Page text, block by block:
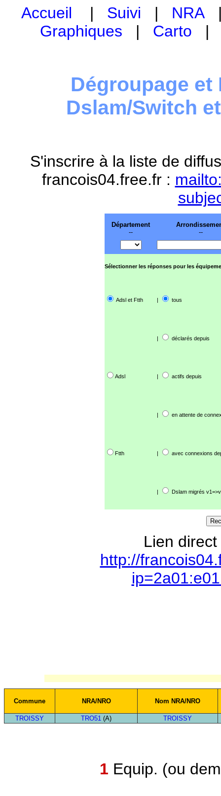
Accueil | Suivi | NRA
Graphiques | Carto
Dégroupage et
Dslam/Switch
S'inscrire à la liste de
francois04.free.fr :
Département
--
--
Sélectionner les réponses pour les
Adsl et Ftth | tous
| déclarés depuis
Adsl | actifs depuis
| en attente de
Ftth | avec connexions
| Dslam migrés
Lien
http://
Commune NRA/NRO Nom NRA/NRO
TROISSY TRO51 (A) TROISSY
1 Equip. (ou